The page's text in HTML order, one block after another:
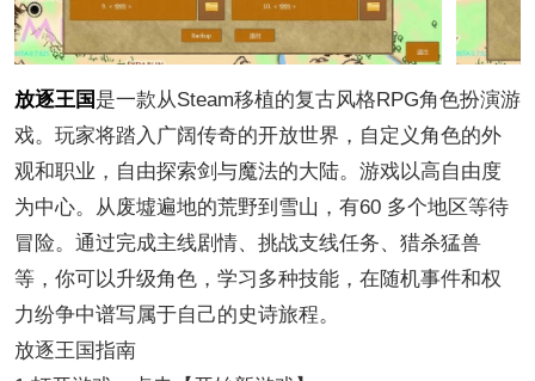
放逐王国 是一款从Steam移植的复古风格RPG角色扮演游
戏。玩家将踏入广阔传奇的开放世界，自定义角色的外
观和职业，自由探索剑与魔法的大陆。游戏以高自由度
为中心。从废墟遍地的荒野到雪山，有60 多个地区等待
冒险。通过完成主线剧情、挑战支线任务、猎杀猛兽
等，你可以升级角色，学习多种技能，在随机事件和权
力纷争中谱写属于自己的史诗旅程。
放逐王国指南